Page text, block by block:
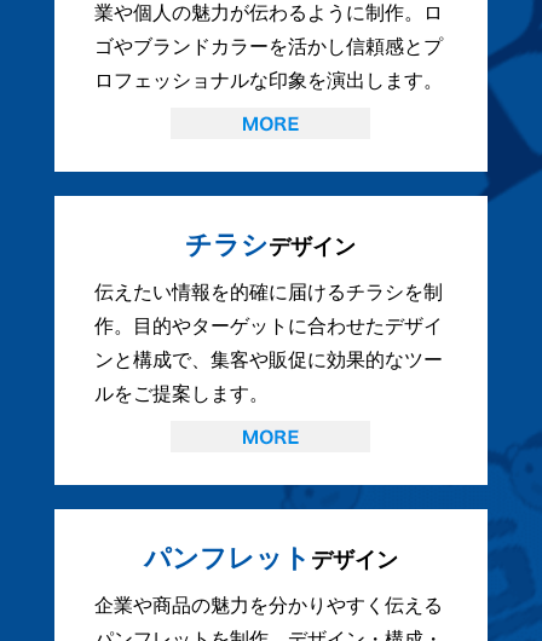
業や個人の魅力が伝わるように制作。ロ
ゴやブランドカラーを活かし信頼感とプ
ロフェッショナルな印象を演出します。
チラシデザイン
伝えたい情報を的確に届けるチラシを制
作。目的やターゲットに合わせたデザイ
ンと構成で、集客や販促に効果的なツー
ルをご提案します。
パンフレット デザイン
企業や商品の魅力を分かりやすく伝える